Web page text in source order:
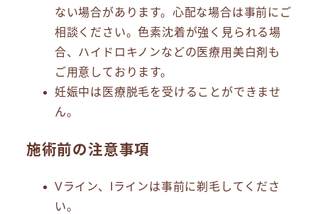
ない場合があります。心配な場合は事前にご
相談ください。色素沈着が強く見られる場
合、ハイドロキノンなどの医療用美白剤も
ご用意しております。
妊娠中は医療脱毛を受けることができませ
ん。
施術前の注意事項
Vライン、Iラインは事前に剃毛してくださ
い。